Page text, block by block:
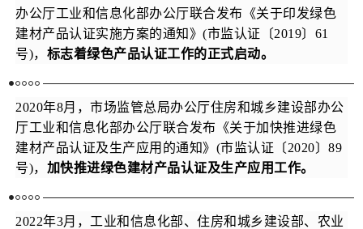
办公厅工业和信息化部办公厅联合发布《关于印发绿色
建材产品认证实施方案的通知》(市监认证〔2019〕61
号)， 标志着绿色产品认证工作的正式启动。
2020年8月，市场监管总局办公厅住房和城乡建设部办公
厅工业和信息化部办公厅联合发布《关于加快推进绿色
建材产品认证及生产应用的通知》(市监认证〔2020〕89
号)， 加快推进绿色建材产品认证及生产应用工作。
2022年3月，工业和信息化部、住房和城乡建设部、农业